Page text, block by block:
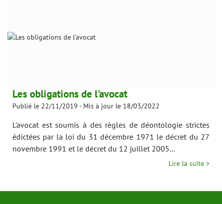
Les obligations de l'avocat
Publié le 22/11/2019 - Mis à jour le 18/03/2022
L'avocat est soumis à des règles de déontologie strictes
édictées par la loi du 31 décembre 1971 le décret du 27
novembre 1991 et le décret du 12 juillet 2005...
Lire la suite >